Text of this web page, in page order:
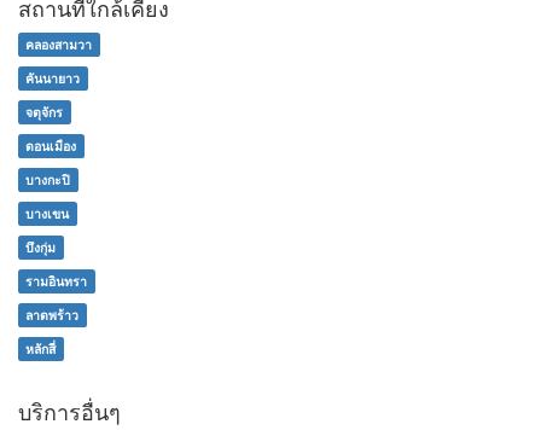
สถานที่ใกล้เคียง
คลองสามวา
คันนายาว
จตุจักร
ดอนเมือง
บางกะปิ
บางเขน
บึงกุ่ม
รามอินทรา
ลาดพร้าว
หลักสี่
บริการอื่นๆ